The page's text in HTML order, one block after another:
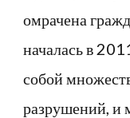
омрачена
началась в
собой
разрушений, и